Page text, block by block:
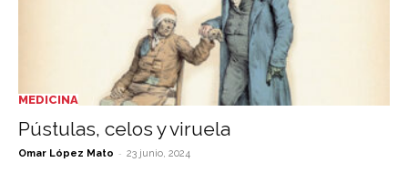
MEDICINA
Pústulas, celos y viruela
Omar López Mato - 23 junio, 2024